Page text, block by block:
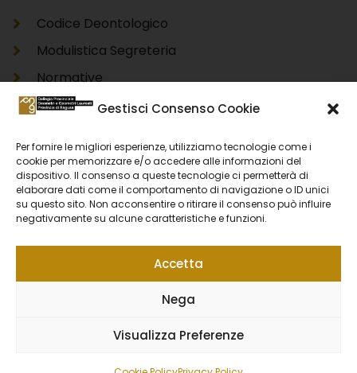
Gestisci Consenso Cookie
Per fornire le migliori esperienze, utilizziamo tecnologie come i
cookie per memorizzare e/o accedere alle informazioni del
dispositivo. Il consenso a queste tecnologie ci permetterà di
elaborare dati come il comportamento di navigazione o ID unici
su questo sito. Non acconsentire o ritirare il consenso può influire
negativamente su alcune caratteristiche e funzioni.
Accetta
Nega
Visualizza Preferenze
Codice Deontologico
Modulistica Segreteria
Normative
Modello Unico Informatico Catastale DOCFA
Accertamento Proprietà Immobiliare Urbana
DOCFA
Accertamento Proprietà Immobiliare Urbana
PREGEO
Privacy Policy